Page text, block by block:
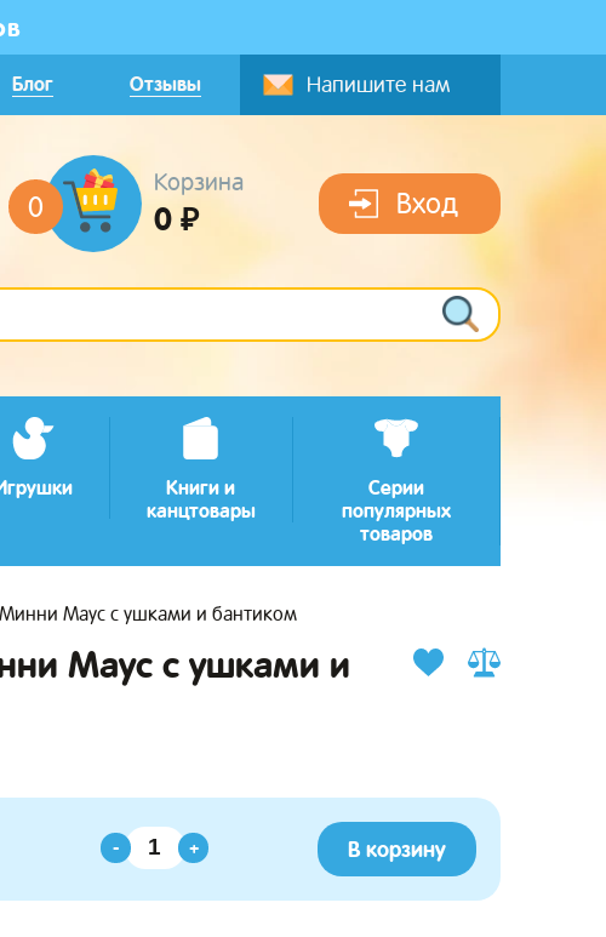
Блог Отзывы Напишите нам
0
Корзина
0 ₽ Вход
Книги и
канцтовары
Серии
популярных
товаров
Минни Маус с ушками и бантиком
Маус с ушками и
- + В корзину